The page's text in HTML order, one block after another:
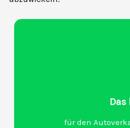
für den